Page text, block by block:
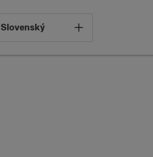
Select
Slovenský